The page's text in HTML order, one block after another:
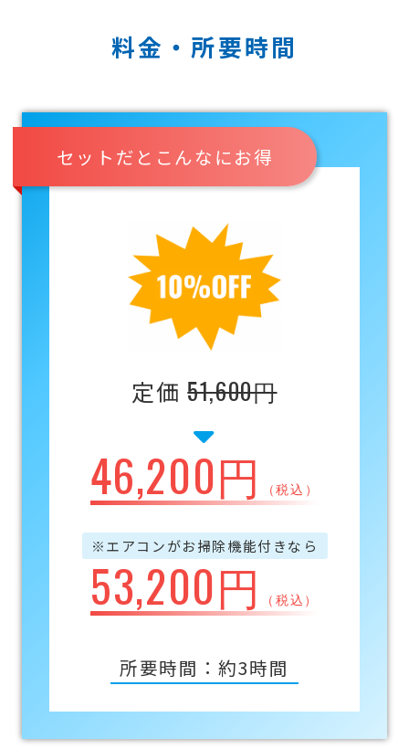
料金・所要時間
セットだとこんなにお得
定価51,600円
46,200円 （税込）
※エアコンがお掃除機能付きなら
53,200円 （税込）
所要時間：約3時間